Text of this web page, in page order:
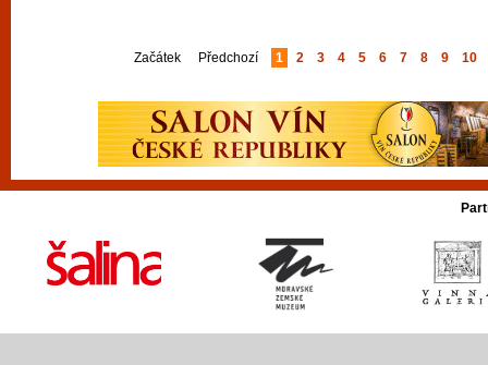
Začátek Předchozí 1 2 3 4 5 6 7 8 9 10